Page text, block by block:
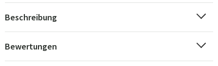
Beschreibung
Bewertungen